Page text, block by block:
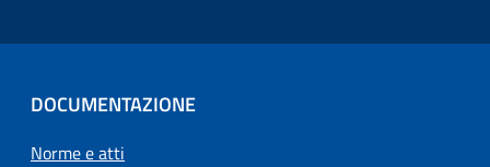
DOCUMENTAZIONE
Norme e atti